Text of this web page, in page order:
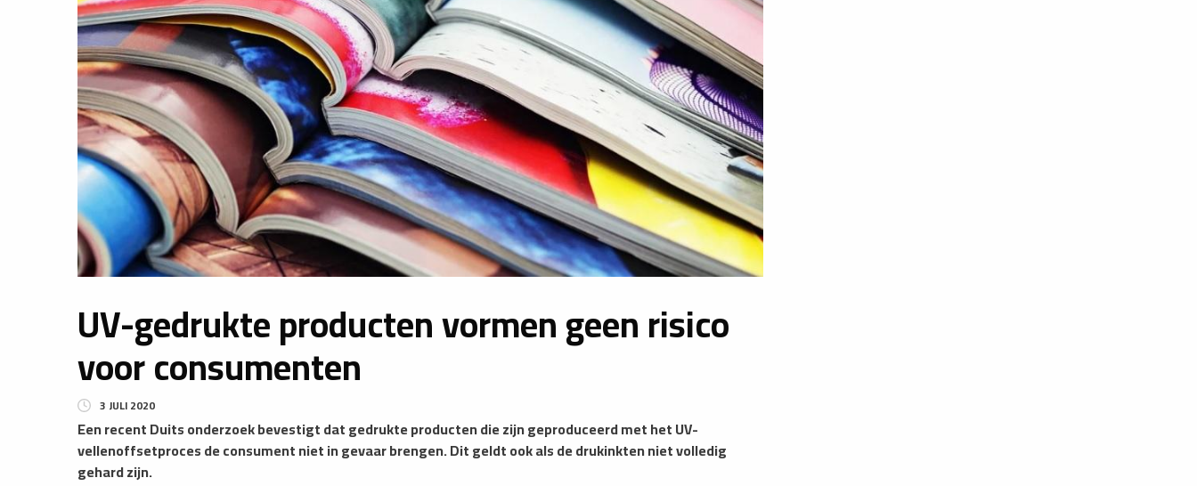
UV-gedrukte producten vormen geen risico
voor consumenten
3 JULI 2020
Een recent Duits onderzoek bevestigt dat gedrukte producten die zijn geproduceerd met het UV-
vellenoffsetproces de consument niet in gevaar brengen. Dit geldt ook als de drukinkten niet volledig
gehard zijn.